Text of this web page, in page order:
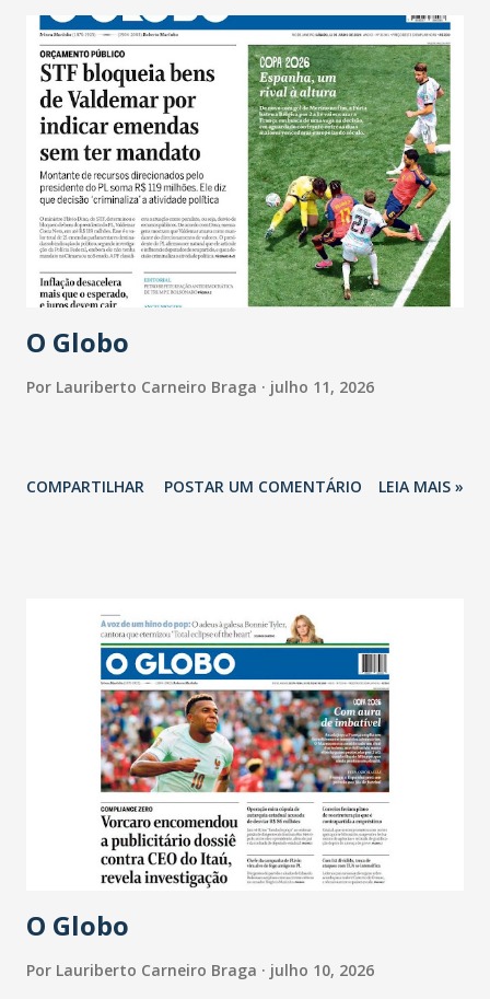
O Globo
Por Lauriberto Carneiro Braga julho 11, 2026
COMPARTILHAR POSTAR UM COMENTÁRIO LEIA MAIS »
O Globo
Por Lauriberto Carneiro Braga julho 10, 2026